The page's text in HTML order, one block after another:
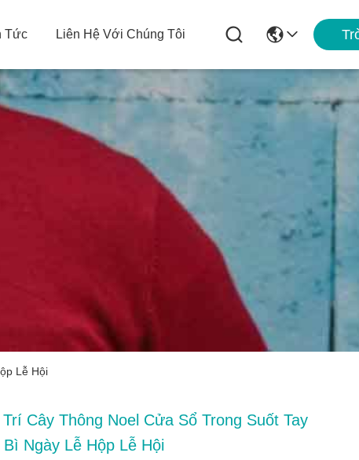
Tức Liên Hệ Với Chúng Tôi
Lễ Hội
Cây Thông Noel Cửa Sổ Trong Suốt Tay
Ngày Lễ Hộp Lễ Hội